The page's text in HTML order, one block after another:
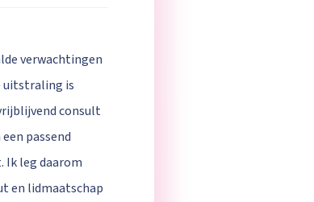
verwachtingen
uitstraling is
consult
passend
Ik leg daarom
en lidmaatschap